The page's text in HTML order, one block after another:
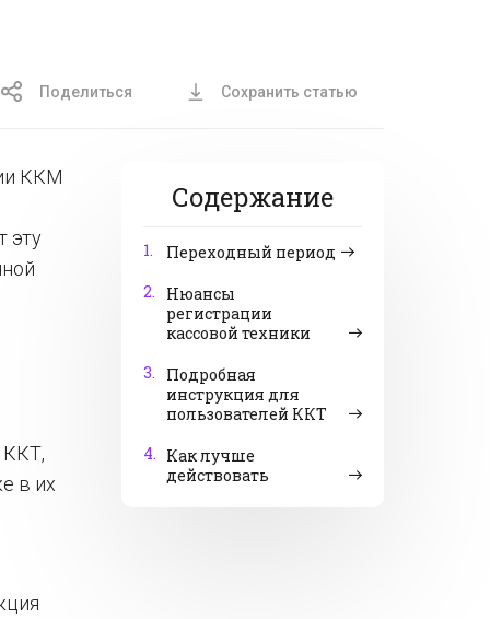
Поделиться Сохранить статью
Содержание
1.
Переходный период
2.
Нюансы
регистрации
кассовой техники
3.
Подробная
инструкция для
пользователей ККТ
4. Как лучше
действовать
ККМ
эту
ККТ,
в их